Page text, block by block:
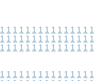
1 1 1 1 1 1 1 1 1 1 1 1 1 1 1
1 1 1 1 1 1 1 1 1 1 1 1 1 1 1
1 1 1 1 1 1 1 1 1 1 1 1 1 1 1
1 1 1 1 1 1 1 1 1 1 1 1 1 1 1